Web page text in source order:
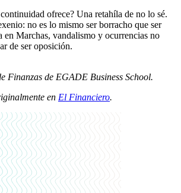
ofrece? Una retahíla de no lo sé.
no es lo mismo ser borracho que ser
en Marchas, vandalismo y ocurrencias no
de ser oposición.
Finanzas de EGADE Business School.
en El Financiero.